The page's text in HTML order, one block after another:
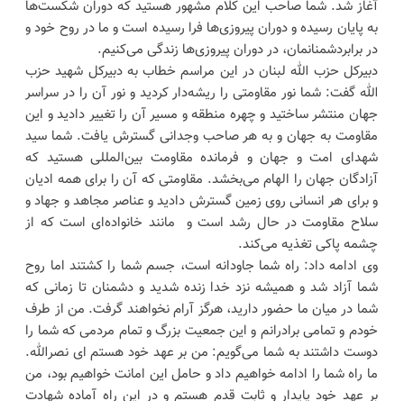
آغاز شد. شما صاحب این کلام مشهور هستید که دوران شکست‌ها
به پایان رسیده و دوران پیروزی‌ها فرا رسیده است و ما در روح خود و
در برابردشمنانمان، در دوران پیروزی‌ها زندگی می‌کنیم.
دبیرکل حزب الله لبنان در این مراسم خطاب به دبیرکل شهید حزب
الله گفت: شما نور مقاومتی را ریشه‌دار کردید و نور آن را در سراسر
جهان منتشر ساختید و چهره منطقه و مسیر آن را تغییر دادید و این
مقاومت به جهان و به هر صاحب وجدانی گسترش یافت. شما سید
شهدای امت و جهان و فرمانده مقاومت بین‌المللی هستید که
آزادگان جهان را الهام می‌بخشد. مقاومتی که آن را برای همه ادیان
و برای هر انسانی روی زمین گسترش دادید و عناصر مجاهد و جهاد و
سلاح مقاومت در حال رشد است و مانند خانواده‌ای است که از
چشمه پاکی تغذیه می‌کند.
وی ادامه داد: راه شما جاودانه است، جسم شما را کشتند اما روح
شما آزاد شد و همیشه نزد خدا زنده شدید و دشمنان تا زمانی که
شما در میان ما حضور دارید، هرگز آرام نخواهند گرفت. من از طرف
خودم و تمامی برادرانم و این جمعیت بزرگ و تمام مردمی که شما را
دوست داشتند به شما می‌گویم: من بر عهد خود هستم ای نصرالله.
ما راه شما را ادامه خواهیم داد و حامل این امانت خواهیم بود، من
بر عهد خود پایدار و ثابت قدم هستم و در این راه آماده شهادت